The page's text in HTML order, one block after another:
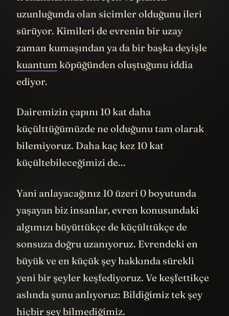
uzunluğunda olan sicimler olduğunu ileri
sürüyor. Kimileri de evrenin bir uzay
zaman kumaşından ya da bir başka deyişle
kuantum köpüğünden oluştuğunu iddia
ediyor.
Dairemizin çapını 10 kat daha
küçülttüğümüzde ne olduğunu tam olarak
bilemiyoruz. Daha kaç kez 10 kat
küçültebileceğimizi de...
Yani anlayacağınız 10 üzeri 0 boyutunda
yaşayan biz insanlar, evren konusundaki
algımızı büyüttükçe de küçülttükçe de
sonsuza doğru uzanıyoruz. Evrendeki en
büyük ve en küçük şey hakkında sürekli
yeni bir şeyler keşfediyoruz. Ve keşfettikçe
aslında şunu anlıyoruz: Bildiğimiz tek şey
hiçbir şey bilmediğimiz.